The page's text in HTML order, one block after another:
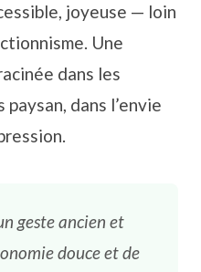
joyeuse — loin
Une
dans les
paysan, dans l’envie
geste ancien et
douce et de